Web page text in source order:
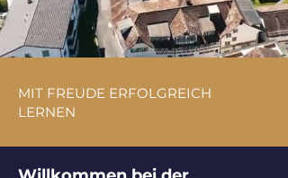
MIT FREUDE ERFOLGREICH
LERNEN